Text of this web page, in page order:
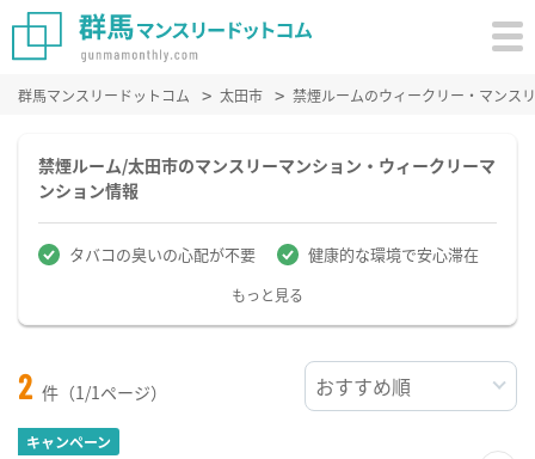
群馬マンスリードットコム 太田市 禁煙ルームのウィークリー・マンス
禁煙ルーム/太田市のマンスリーマンション・ウィークリーマ
ンション情報
タバコの臭いの心配が不要 健康的な環境で安心滞在
もっと見る
2 件（1/1ページ）
キャンペーン